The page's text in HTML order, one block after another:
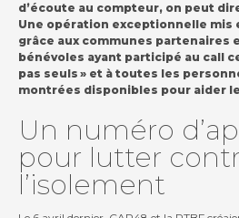
L’agenda CAP48
Contact
d’écoute au compteur, on peut
Une opération exceptionnelle mis
grâce aux communes partenaires
bénévoles ayant participé au call
pas seuls » et à toutes les
montrées disponibles pour aider
Un numéro
pour lutter
l’isolement